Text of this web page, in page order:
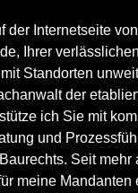
der Internetseite
Ihrer
Standorten
der
ich Sie mit
und
Seit mehr
meine Mandanten